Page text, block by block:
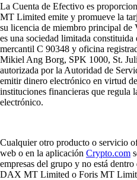
La Cuenta de Efectivo es
MT Limited emite y promueve la
su licencia de miembro principal
es una sociedad limitada
mercantil C 90348 y oficina
Mikiel Ang Borg, SPK 1000, St.
autorizada por la Autoridad de
emitir dinero electrónico en virtud
instituciones financieras que regula
electrónico.
Cualquier otro producto o servicio
web o en la aplicación Crypto.com
empresas del grupo y no está
DAX MT Limited o Foris MT